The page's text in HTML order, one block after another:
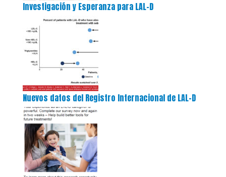
Investigación y Esperanza para LAL-D
Nuevos datos del Registro Internacional de LAL-D